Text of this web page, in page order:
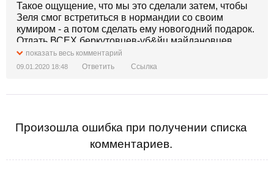
Такое ощущение, что мы это сделали затем, чтобы
Зеля смог встретиться в нормандии со своим
кумиром - а потом сделать ему новогодний подарок.
Отдать ВСЕХ беркутовцев-уб&йц майдановцев,
около сотни терр@ристов-уб&йц - а в обмен
оставить в российских тюрмах несколько сотен
Вернее, ВСЕ что вам обещают зеленые - НЕправда.
Доказано их действиями.
показать весь комментарий
09.01.2020 18:48 Ответить Ссылка
Произошла ошибка при получении списка
комментариев.